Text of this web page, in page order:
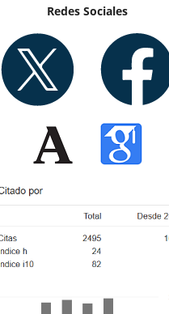
Redes Sociales